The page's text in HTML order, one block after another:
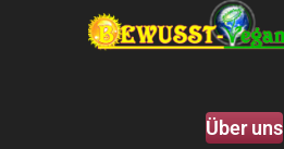
Über uns